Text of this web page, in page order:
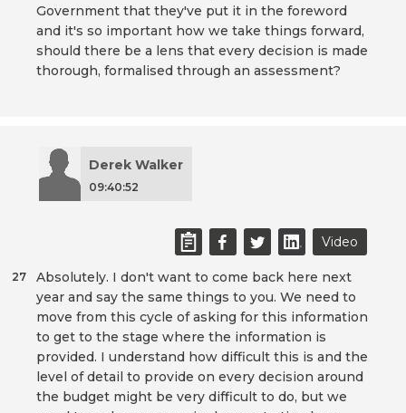
Government that they've put it in the foreword
and it's so important how we take things forward,
should there be a lens that every decision is made
thorough, formalised through an assessment?
Derek Walker
09:40:52
Video
Absolutely. I don't want to come back here next
year and say the same things to you. We need to
move from this cycle of asking for this information
to get to the stage where the information is
provided. I understand how difficult this is and the
level of detail to provide on every decision around
the budget might be very difficult to do, but we
27